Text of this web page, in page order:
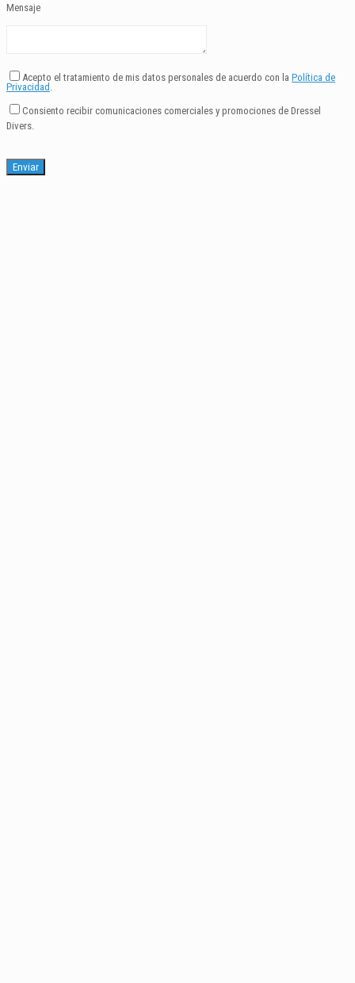
Mensaje
Acepto el tratamiento de mis datos personales de acuerdo con la Política de
Privacidad
Consiento recibir comunicaciones comerciales y promociones de Dressel
Divers.